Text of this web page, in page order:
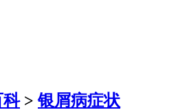
科>银屑病症状